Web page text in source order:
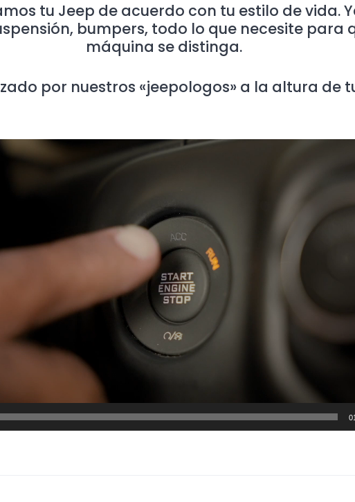
tu Jeep de acuerdo con tu estilo de vida.
bumpers, todo lo que necesite para
máquina se distinga.
por nuestros «jeepologos» a la altura de